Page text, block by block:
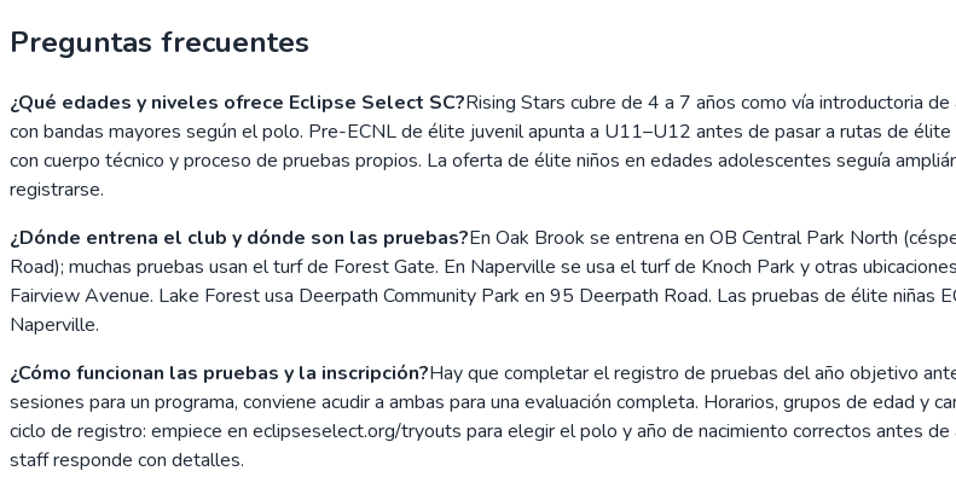
Preguntas frecuentes
¿Qué edades y niveles ofrece Eclipse Select SC?Rising Stars cubre de 4 a 7 años como vía introductoria
con bandas mayores según el polo. Pre-ECNL de élite juvenil apunta a U11–U12 antes de pasar a rutas de
con cuerpo técnico y proceso de pruebas propios. La oferta de élite niños en edades adolescentes seguía
registrarse.
¿Dónde entrena el club y dónde son las pruebas?En Oak Brook se entrena en OB Central Park North
Road); muchas pruebas usan el turf de Forest Gate. En Naperville se usa el turf de Knoch Park y otras
Fairview Avenue. Lake Forest usa Deerpath Community Park en 95 Deerpath Road. Las pruebas de élite niñas
Naperville.
¿Cómo funcionan las pruebas y la inscripción?Hay que completar el registro de pruebas del año objetivo
sesiones para un programa, conviene acudir a ambas para una evaluación completa. Horarios, grupos de edad y
ciclo de registro: empiece en eclipseselect.org/tryouts para elegir el polo y año de nacimiento correctos antes
staff responde con detalles.